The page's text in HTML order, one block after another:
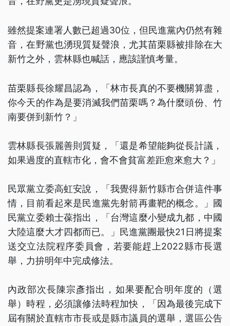
雖然提案連署人數已超過30位，但民進黨內仍然有雜
音，在野黨也湧現質疑聲浪，尤其苗栗縣被排除在大
新竹之外，雲林縣也喊話，應該謹慎考量。
苗栗縣長徐耀昌認為，「林市長真的不要機關算盡，
你今天的作為是要消滅我們苗栗嗎？為什麼頭份、竹
南要併到新竹？」
雲林縣長張麗善則質疑，「還是希望能夠從長計議，
如果過度的直轄市化，會不會貧富差距愈來愈大？」
民眾黨立委高虹安說，「我覺得新竹縣市合併這件事
情，目前看起來是民進黨先射箭再畫靶的概念。」國
民黨立委賴士葆指出，「台灣這麼小變成九都，中國
大陸這麼大才四都而已。」民進黨團最快21日將提案
送交立法院程序委員會，若要能趕上2022縣市長選
舉，力拚明年中完成修法。
內政部次長陳宗彥指出，如果要配合明年度的（選
舉）時程，必須讓修法時程加快，「因為最後完成下
屆有關於直轄市市長或是縣市議員的選舉，選區公告